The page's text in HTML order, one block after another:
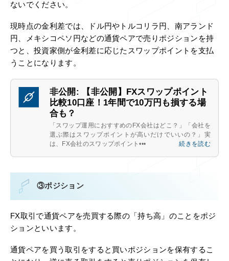
ないでください。
現時点の金利差では、ドル円やトルコリラ円、南アランド
円、メキシコペソ円などの通貨ペアで売りポジションを持
つと、投資家側が金利差に応じたスワップポイントを支払
うことになります。
非公開: 【非公開】FXスワップポイント
比較10口座！1年間で10万円も損する場
合も？
「スワップ運用におすすめのFX会社はどこ？」「会社を
選ぶ際はスワップポイントが高いだけでいいの？」実
は、FX会社のスワップポイント•••
続きを読む
③ポジション
FX取引で通貨ペアを売買する際の「持ち高」のことをポジ
ションといいます。
通貨ペアを買う取引をすると買いポジションを保有するこ